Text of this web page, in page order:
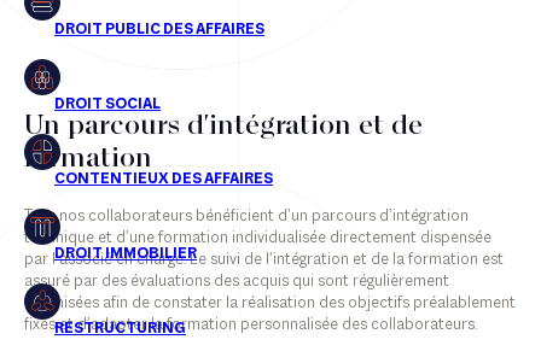
Droit public des affaires
Droit social
Contentieux des affaires
Droit immobilier
Restructuring
Un parcours d'intégration et de
formation
Tous nos collaborateurs bénéficient d’un parcours d’intégration
technique et d’une formation individualisée directement dispensée
par l’associé en charge. Le suivi de l’intégration et de la formation est
assuré par des évaluations des acquis qui sont régulièrement
organisées afin de constater la réalisation des objectifs préalablement
fixés et d’adapter la formation personnalisée des collaborateurs.